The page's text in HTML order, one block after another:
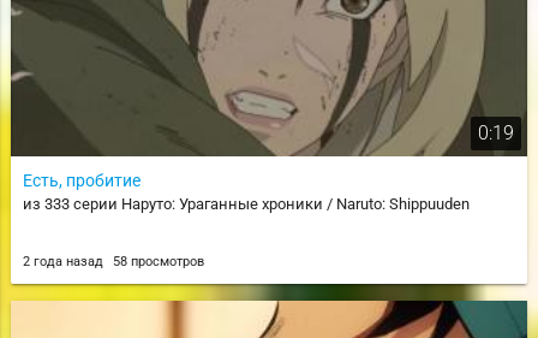
0:19
Есть, пробитие
из 333 серии Наруто: Ураганные хроники / Naruto: Shippuuden
2 года назад 58 просмотров